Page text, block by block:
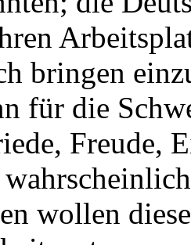
bringen
für die
Freude,
wollen